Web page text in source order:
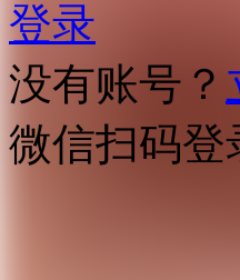
登录
没有账号？
微信扫码登